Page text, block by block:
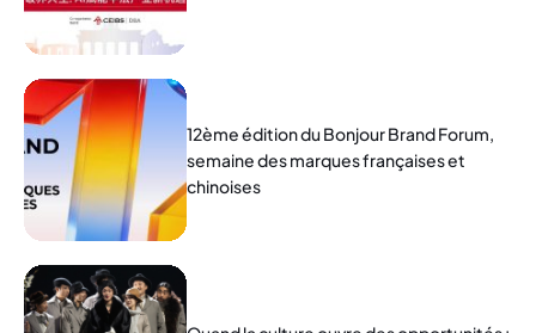
12ème édition du Bonjour Brand Forum,
semaine des marques françaises et
chinoises